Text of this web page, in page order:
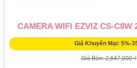
CAMERA WIFI EZVIZ CS-C8W
Giá Khuyến Mại: 5%-
Giá Bán: 2,647,000 ₫